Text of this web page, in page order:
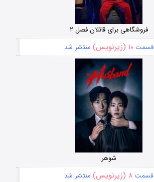
فروشگاهی برای قاتلان فصل ۲
قسمت۱۰ (زیرنویس) منتشر شد
شوهر
قسمت ۸ (زیرنویس) منتشر شد